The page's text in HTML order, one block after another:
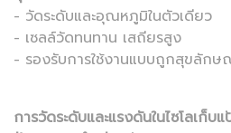
- วัดระดับและอุณหภูมิในตัวเดียว
- เซลล์วัดทนทาน เสถียรสูง
- รองรับการใช้งานแบบถูกสุขลักษ
การวัดระดับและแรงดันในไซโลเก็